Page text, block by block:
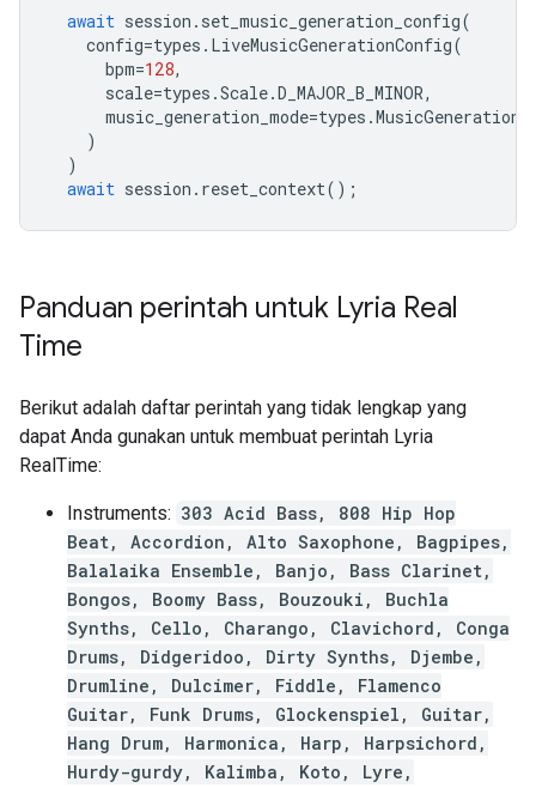
await session . set_music_generation_config(
config=types . LiveMusicGenerationConfig(
bpm=128,
scale=types .Scale.D_MAJOR_B_MINOR,
music_generation_mode=types .
)
)
await session . reset_context();
Panduan perintah untuk Lyria Real
Time
Berikut adalah daftar perintah yang tidak lengkap yang
dapat Anda gunakan untuk membuat perintah Lyria
RealTime:
Instruments: 303 Acid Bass, 808 Hip Hop
Beat, Accordion, Alto Saxophone, Bagpipes,
Balalaika Ensemble, Banjo, Bass Clarinet,
Bongos, Boomy Bass, Bouzouki, Buchla
Synths, Cello, Charango, Clavichord, Conga
Drums, Didgeridoo, Dirty Synths, Djembe,
Drumline, Dulcimer, Fiddle, Flamenco
Guitar, Funk Drums, Glockenspiel, Guitar,
Hang Drum, Harmonica, Harp, Harpsichord,
Hurdy-gurdy, Kalimba, Koto, Lyre,